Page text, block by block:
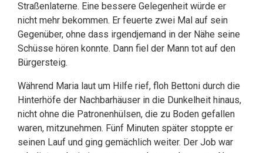
Straßenlaterne. Eine bessere Gelegenheit würde er
nicht mehr bekommen. Er feuerte zwei Mal auf sein
Gegenüber, ohne dass irgendjemand in der Nähe seine
Schüsse hören konnte. Dann fiel der Mann tot auf den
Bürgersteig.
Während Maria laut um Hilfe rief, floh Bettoni durch die
Hinterhöfe der Nachbarhäuser in die Dunkelheit hinaus,
nicht ohne die Patronenhülsen, die zu Boden gefallen
waren, mitzunehmen. Fünf Minuten später stoppte er
seinen Lauf und ging gemächlich weiter. Der Job war